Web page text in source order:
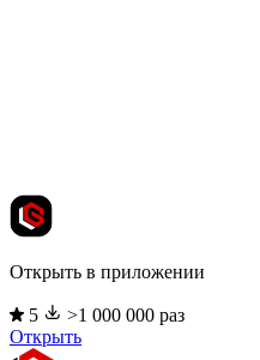
Открыть в приложении
5
>1 000 000 раз
Открыть